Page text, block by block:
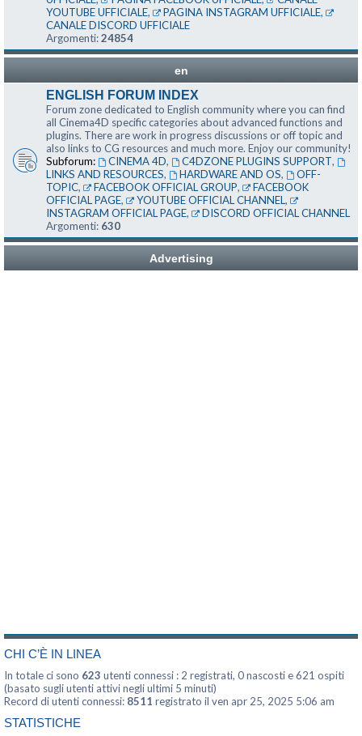
YOUTUBE UFFICIALE, PAGINA INSTAGRAM UFFICIALE,
CANALE DISCORD UFFICIALE
Argomenti:24854
en
ENGLISH FORUM INDEX
Forum zone dedicated to English community where you can find
all Cinema4D specific categories about advanced functions and
plugins. There are work in progress discussions or off topic and
also links to CG resources and much more. Enjoy our community!
Subforum:
CINEMA 4D, C4DZONE PLUGINS SUPPORT,
LINKS AND RESOURCES, HARDWARE AND OS,
OFF-
TOPIC, FACEBOOK OFFICIAL GROUP,
FACEBOOK
OFFICIAL PAGE, YOUTUBE OFFICIAL CHANNEL,
INSTAGRAM OFFICIAL PAGE,
DISCORD OFFICIAL CHANNEL
Argomenti: 630
Advertising
CHI C’È IN LINEA
In totale ci sono 623 utenti connessi : 2 registrati, 0 nascosti e 621 ospiti
(basato sugli utenti attivi negli ultimi 5 minuti)
Record di utenti connessi: 8511 registrato il ven apr 25, 2025 5:06 am
STATISTICHE